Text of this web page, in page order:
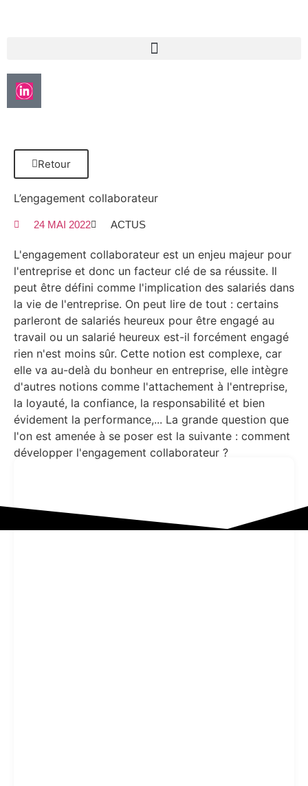
Retour
L’engagement collaborateur
24 MAI 2022 ACTUS
L'engagement collaborateur est un enjeu majeur pour
l'entreprise et donc un facteur clé de sa réussite. Il
peut être défini comme l'implication des salariés dans
la vie de l'entreprise. On peut lire de tout : certains
parleront de salariés heureux pour être engagé au
travail ou un salarié heureux est-il forcément engagé
rien n'est moins sûr. Cette notion est complexe, car
elle va au-delà du bonheur en entreprise, elle intègre
d'autres notions comme l'attachement à l'entreprise,
la loyauté, la confiance, la responsabilité et bien
évidement la performance,... La grande question que
l'on est amenée à se poser est la suivante : comment
développer l'engagement collaborateur ?